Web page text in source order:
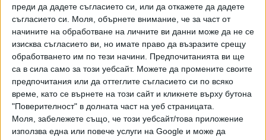
преди да дадете съгласието си, или да откажете да дадете
съгласието си.
Моля, обърнете внимание, че за част от
начините на обработване на личните ви данни може да не се
изисква съгласието ви, но имате право да възразите срещу
обработването им по тези начини. Предпочитанията ви ще
са в сила само за този уебсайт. Можете да промените своите
предпочитания или да оттеглите съгласието си по всяко
време, като се върнете на този сайт и кликнете върху бутона
"Поверителност" в долната част на уеб страницата.
Моля, забележете също, че този уебсайт/това приложение
използва една или повече услуги на Google и може да
Ако искате да подкрепите независимата
и качествена журналистика в “Сега”,
можете да направите дарение през
PayPal
Ключови думи: ВМРО,парламентарни избори 2024,европейски
избори 2024